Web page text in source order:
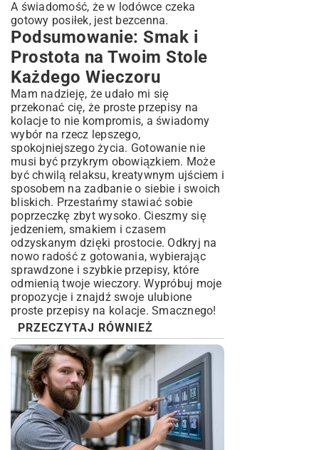
A świadomość, że w lodówce czeka
gotowy posiłek, jest bezcenna.
Podsumowanie: Smak i
Prostota na Twoim Stole
Każdego Wieczoru
Mam nadzieję, że udało mi się
przekonać cię, że proste przepisy na
kolacje to nie kompromis, a świadomy
wybór na rzecz lepszego,
spokojniejszego życia. Gotowanie nie
musi być przykrym obowiązkiem. Może
być chwilą relaksu, kreatywnym ujściem i
sposobem na zadbanie o siebie i swoich
bliskich. Przestańmy stawiać sobie
poprzeczkę zbyt wysoko. Cieszmy się
jedzeniem, smakiem i czasem
odzyskanym dzięki prostocie. Odkryj na
nowo radość z gotowania, wybierając
sprawdzone i szybkie przepisy, które
odmienią twoje wieczory. Wypróbuj moje
propozycje i znajdź swoje ulubione
proste przepisy na kolacje. Smacznego!
PRZECZYTAJ RÓWNIEŻ